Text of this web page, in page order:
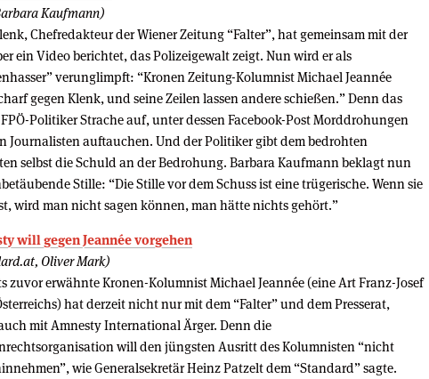
Kaufmann)
Chefredakteur der Wiener Zeitung “Falter”, hat gemeinsam mit der
ein Video berichtet, das Polizeigewalt zeigt. Nun wird er als
verunglimpft: “Kronen Zeitung-Kolumnist Michael Jeannée
gegen Klenk, und seine Zeilen lassen andere schießen.” Denn das
Politiker Strache auf, unter dessen Facebook-Post Morddrohungen
Journalisten auftauchen. Und der Politiker gibt dem bedrohten
selbst die Schuld an der Bedrohung. Barbara Kaufmann beklagt nun
Stille: “Die Stille vor dem Schuss ist eine trügerische. Wenn sie
wird man nicht sagen können, man hätte nichts gehört.”
will gegen Jeannée vorgehen
Oliver Mark)
zuvor erwähnte Kronen-Kolumnist Michael Jeannée (eine Art Franz-Josef
hat derzeit nicht nur mit dem “Falter” und dem Presserat,
mit Amnesty International Ärger. Denn die
will den jüngsten Ausritt des Kolumnisten “nicht
wie Generalsekretär Heinz Patzelt dem “Standard” sagte.